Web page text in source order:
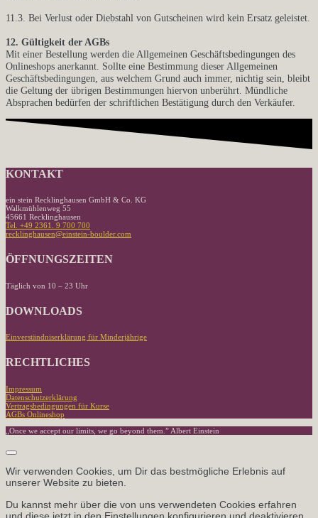
11.3. Bei Verlust oder Diebstahl von Gutscheinen wird kein Ersatz geleistet.
12. Gültigkeit der AGBs
Mit einer Bestellung werden die Allgemeinen Geschäftsbedingungen des
Onlineshops anerkannt. Sollte eine Bestimmung dieser Allgemeinen
Geschäftsbedingungen, aus welchem Grund auch immer, nichtig sein, bleibt
die Geltung der übrigen Bestimmungen hiervon unberührt. Mündliche
Absprachen bedürfen der schriftlichen Bestätigung durch den Verkäufer.
KONTAKT
ein stein Recklinghausen GmbH & Co. KG
Walkmühlenweg 55
45661 Recklinghausen
Tel. +49 2361. 9 700 700
recklinghausen@einstein-boulder.com
ÖFFNUNGSZEITEN
Täglich von 10 – 23 Uhr
DOWNLOADS
Einverständniserklärung für Minderjährige
RECHTLICHES
Impressum
Datenschutzerklärung
Vertragsbedingungen für Kurse
AGBs Onlineshop
„Once we accept our limits, we go beyond them.” Albert Einstein
Wir verwenden Cookies, um Dir das bestmögliche Erlebnis auf
unserer Website zu bieten.
Du kannst mehr über die von uns verwendeten Cookies erfahren
und diese jetzt in den Einstellungen konfigurieren und deaktivieren.